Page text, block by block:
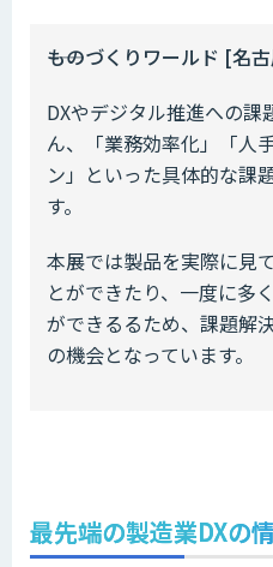
――ものづくりワールド [名
DXやデジタル推進への課
ん、「業務効率化」「人
ン」といった具体的な課
す。
本展では製品を実際に見
とができたり、一度に多
ができるるため、課題解
の機会となっています。
最先端の製造業DXの